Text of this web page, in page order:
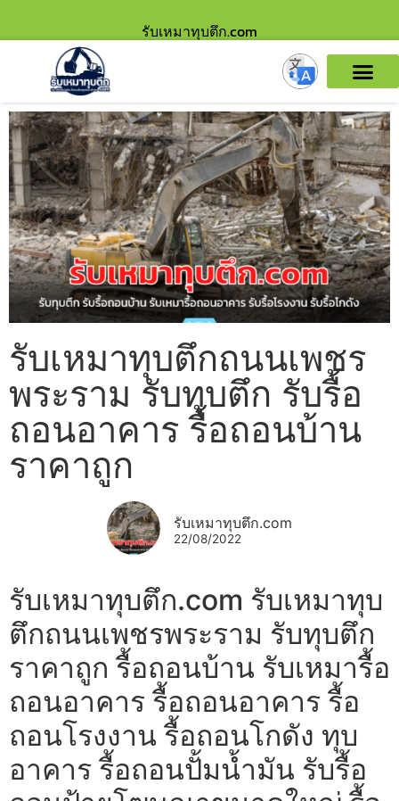
รับเหมาทุบตึก.com
รับเหมาทุบตึกถนนเพชร
พระราม รับทุบตึก รับรื้อ
ถอนอาคาร รื้อถอนบ้าน
ราคาถูก
รับเหมาทุบตึก.com
22/08/2022
รับเหมาทุบตึก.com รับเหมาทุบ
ตึกถนนเพชรพระราม รับทุบตึก
ราคาถูก รื้อถอนบ้าน รับเหมารื้อ
ถอนอาคาร รื้อถอนอาคาร รื้อ
ถอนโรงงาน รื้อถอนโกดัง ทุบ
อาคาร รื้อถอนปั้มน้ำมัน รับรื้อ